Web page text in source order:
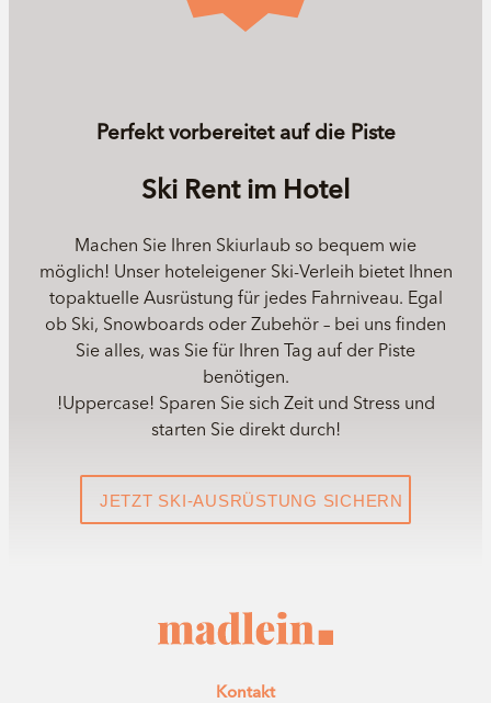
Perfekt vorbereitet auf die Piste
Ski Rent im Hotel
Machen Sie Ihren Skiurlaub so bequem wie
möglich! Unser hoteleigener Ski-Verleih bietet Ihnen
topaktuelle Ausrüstung für jedes Fahrniveau. Egal
ob Ski, Snowboards oder Zubehör – bei uns finden
Sie alles, was Sie für Ihren Tag auf der Piste
benötigen.
!Uppercase! Sparen Sie sich Zeit und Stress und
starten Sie direkt durch!
JETZT SKI-AUSRÜSTUNG SICHERN
Kontakt